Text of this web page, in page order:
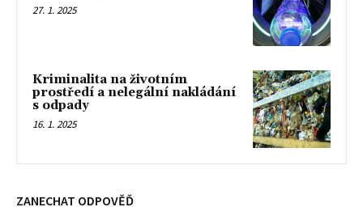
27. 1. 2025
Kriminalita na životním
prostředí a nelegální nakládání
s odpady
16. 1. 2025
ZANECHAT ODPOVĚĎ